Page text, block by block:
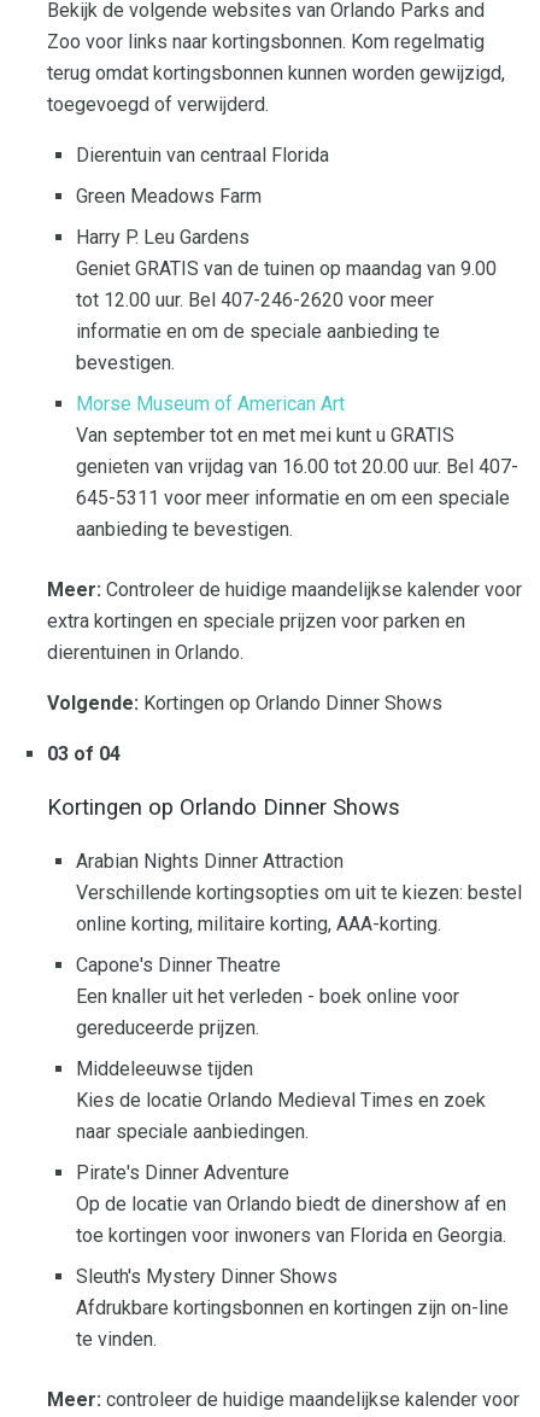
Bekijk de volgende websites van Orlando Parks and
Zoo voor links naar kortingsbonnen. Kom regelmatig
terug omdat kortingsbonnen kunnen worden gewijzigd,
toegevoegd of verwijderd.
Dierentuin van centraal Florida
Green Meadows Farm
Harry P. Leu Gardens
Geniet GRATIS van de tuinen op maandag van 9.00
tot 12.00 uur. Bel 407-246-2620 voor meer
informatie en om de speciale aanbieding te
bevestigen.
Morse Museum of American Art
Van september tot en met mei kunt u GRATIS
genieten van vrijdag van 16.00 tot 20.00 uur. Bel 407-
645-5311 voor meer informatie en om een ​​speciale
aanbieding te bevestigen.
Meer: Controleer de huidige maandelijkse kalender voor
extra kortingen en speciale prijzen voor parken en
dierentuinen in Orlando.
Volgende: Kortingen op Orlando Dinner Shows
03 of 04
Kortingen op Orlando Dinner Shows
Arabian Nights Dinner Attraction
Verschillende kortingsopties om uit te kiezen: bestel
online korting, militaire korting, AAA-korting.
Capone's Dinner Theatre
Een knaller uit het verleden - boek online voor
gereduceerde prijzen.
Middeleeuwse tijden
Kies de locatie Orlando Medieval Times en zoek
naar speciale aanbiedingen.
Pirate's Dinner Adventure
Op de locatie van Orlando biedt de dinershow af en
toe kortingen voor inwoners van Florida en Georgia.
Sleuth's Mystery Dinner Shows
Afdrukbare kortingsbonnen en kortingen zijn on-line
te vinden.
Meer: controleer de huidige maandelijkse kalender voor